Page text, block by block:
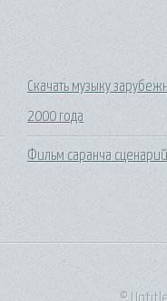
Скачать музыку
2000 года
Фильм саранча сценарий